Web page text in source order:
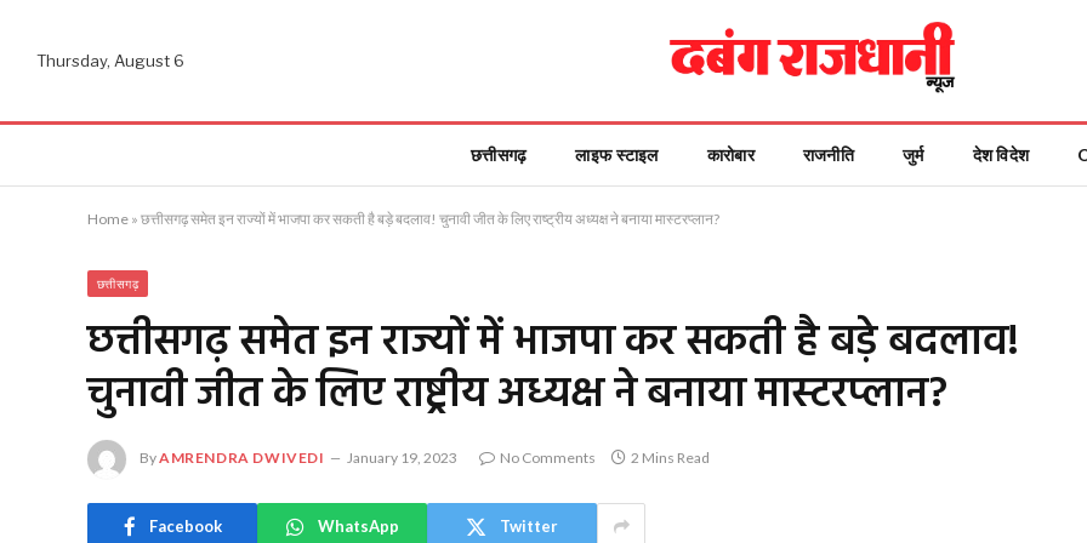
Thursday, August 6
छत्तीसगढ़ लाइफ स्टाइल कारोबार राजनीति जुर्म देश विदेश
Home » छत्तीसगढ़ समेत इन राज्यों में भाजपा कर सकती है बड़े बदलाव! चुनावी जीत के लिए राष्ट्रीय अध्यक्ष ने बनाया मास्टरप्लान?
छत्तीसगढ़
छत्तीसगढ़ समेत इन राज्यों में भाजपा कर सकती है बड़े बदलाव!
चुनावी जीत के लिए राष्ट्रीय अध्यक्ष ने बनाया मास्टरप्लान?
ByAMRENDRA DWIVEDI January 19, 2023 No Comments 2 Mins Read
Facebook WhatsApp Twitter